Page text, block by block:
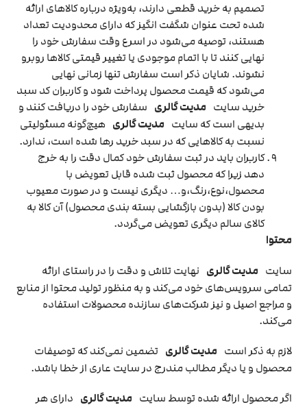
تصمیم به خرید قطعی دارند، به‌ویژه درباره کالاهای ارائه
شده تحت عنوان شگفت انگیز که دارای محدودیت تعداد
هستند، توصیه می‌شود در اسرع وقت سفارش خود را
نهایی کنند تا با اتمام موجودی یا تغییر قیمتی کالاها روبرو
نشوند. شایان ذکر است سفارش تنها زمانی نهایی
می‌شود که قیمت محصول پرداخت شود و کاربران کد سبد
خرید سایت مدیت گالری سفارش خود را دریافت کنند و
بدیهی است که سایت مدیت گالری هیچ‌گونه مسئولیتی
نسبت به کالاهایی که در سبد خرید رها شده است، ندارد.
کاربران باید در ثبت سفارش خود کمال دقت را به خرج
دهد زیرا که محصول ثبت شده قابل تعویض با
محصول،نوع،رنگ،و… دیگری نیست و در صورت معیوب
بودن کالا (بدون بازگشایی بسته بندی محصول) آن کالا به
کالای سالم دیگری تعویض می‌گردد.
محتوا
سایت مدیت گالری نهایت تلاش و دقت را در راستای ارائه
تمامی سرویس‌‏های خود می‏‌کند و به منظور تولید محتوا از منابع
و مراجع اصیل و نیز شرکت‏‌های سازنده محصولات استفاده
می‏‌کند.
لازم به ذکر است مدیت گالری تضمین نمی‏‌کند که توصیفات
محصول و یا دیگر مطالب مندرج در سایت عاری از خطا باشد.
اگر محصول ارائه شده توسط سایت مدیت گالری دارای هر